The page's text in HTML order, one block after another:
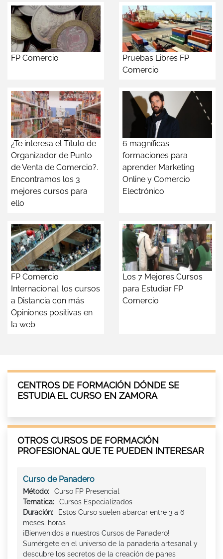
FP Comercio
Pruebas Libres FP
Comercio
¿Te interesa el Título de
Organizador de Punto
de Venta de Comercio?.
Encontramos los 3
mejores cursos para
ello
6 magníficas
formaciones para
aprender Marketing
Online y Comercio
Electrónico
FP Comercio
Internacional: los cursos
a Distancia con más
Opiniones positivas en
la web
Los 7 Mejores Cursos
para Estudiar FP
Comercio
CENTROS DE FORMACIÓN DÓNDE SE
ESTUDIA EL CURSO EN ZAMORA
OTROS CURSOS DE FORMACIÓN
PROFESIONAL QUE TE PUEDEN INTERESAR
Curso de Panadero
Método:
Curso FP Presencial
Tematica:
Cursos Especializados
Duración:
Estos Curso suelen abarcar entre 3 a 6
meses. horas
¡Bienvenidos a nuestros Cursos de Panadero!
Sumérgete en el universo de la panadería artesanal y
descubre los secretos de la creación de panes